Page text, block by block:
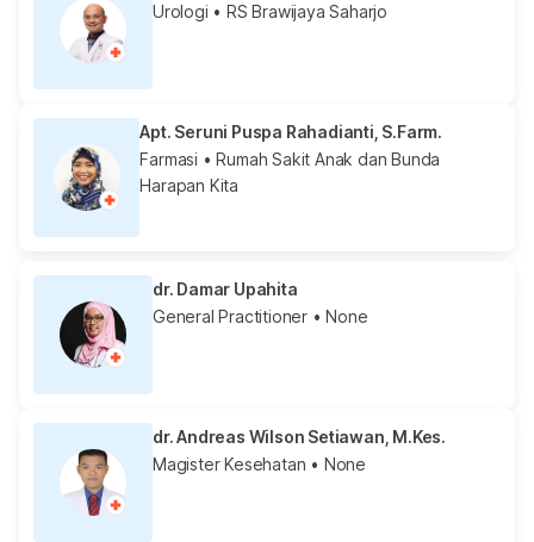
Urologi • RS Brawijaya Saharjo
Apt. Seruni Puspa Rahadianti, S.Farm.
Farmasi • Rumah Sakit Anak dan Bunda
Harapan Kita
dr. Damar Upahita
General Practitioner • None
dr. Andreas Wilson Setiawan, M.Kes.
Magister Kesehatan • None